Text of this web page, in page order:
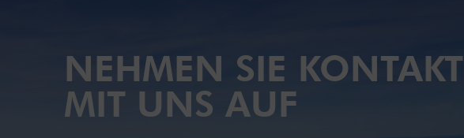
NEHMEN SIE KONTAKT
MIT UNS AUF